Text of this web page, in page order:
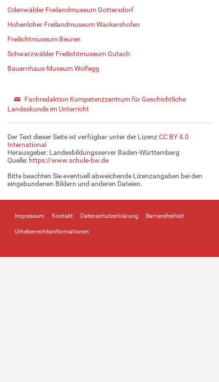
Odenwälder Freilandmuseum Gottersdorf
Hohenloher Freilandmuseum Wackershofen
Freilichtmuseum Beuren
Schwarzwälder Freilichtmuseum Gutach
Bauernhaus-Museum Wolfegg
Fachredaktion Kompetenzzentrum für Geschichtliche
Landeskunde im Unterricht
Der Text dieser Seite ist verfügbar unter der LizenzCC BY 4.0
International
Herausgeber: Landesbildungsserver Baden-Württemberg
Quelle: https://www.schule-bw.de
Bitte beachten Sie eventuell abweichende Lizenzangaben bei den
eingebundenen Bildern und anderen Dateien.
Impressum Kontakt Datenschutzerklärung Barrierefreiheit
Urheberrechtsinformationen